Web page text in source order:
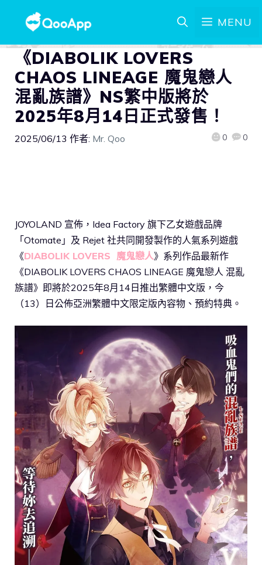
MENU
《DIABOLIK LOVERS
CHAOS LINEAGE 魔鬼戀人
混亂族譜》NS繁中版將於
2025年8月14日正式發售！
2025/06/13 作者: Mr. Qoo 0 0
JOYOLAND 宣佈，Idea Factory 旗下乙女遊戲品牌
「Otomate」及 Rejet 社共同開發製作的人氣系列遊戲
《DIABOLIK LOVERS 魔鬼戀人》系列作品最新作
《DIABOLIK LOVERS CHAOS LINEAGE 魔鬼戀人 混亂
族譜》即將於2025年8月14日推出繁體中文版，今
（13）日公佈亞洲繁體中文限定版內容物、預約特典。